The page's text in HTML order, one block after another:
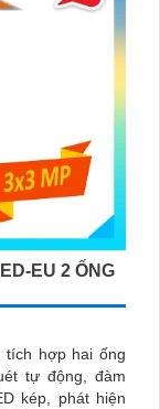
EU 2 ỐNG
tích hợp hai ống
tự động, đàm
kép, phát hiện